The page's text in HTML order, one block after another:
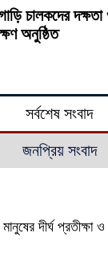
চালকদের
অনুষ্ঠিত
সর্বশেষ সংবাদ
জনপ্রিয় সংবাদ
দীর্ঘ প্রতীক্ষা